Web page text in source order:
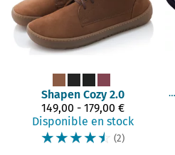
Shapen Cozy 2.0
149,00 - 179,00 €
Disponible en stock
☆☆☆☆☆ (2)
‪» Adultes chaussures